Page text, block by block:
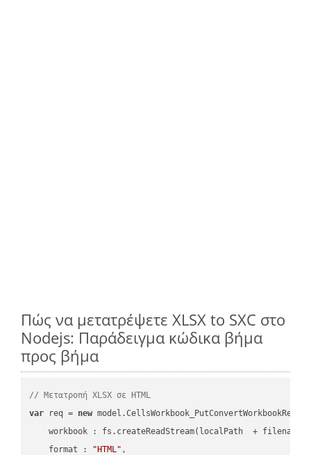
Πώς να μετατρέψετε XLSX to SXC στο
Nodejs: Παράδειγμα κώδικα βήμα
προς βήμα
// Μετατροπή XLSX σε HTML
var req = new
workbook : fs.createReadStream(localPath  + filename
format : "HTML" ,